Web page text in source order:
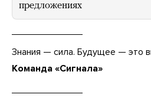
предложениях
Знания — сила. Будущее — это
Команда «Сигнала»